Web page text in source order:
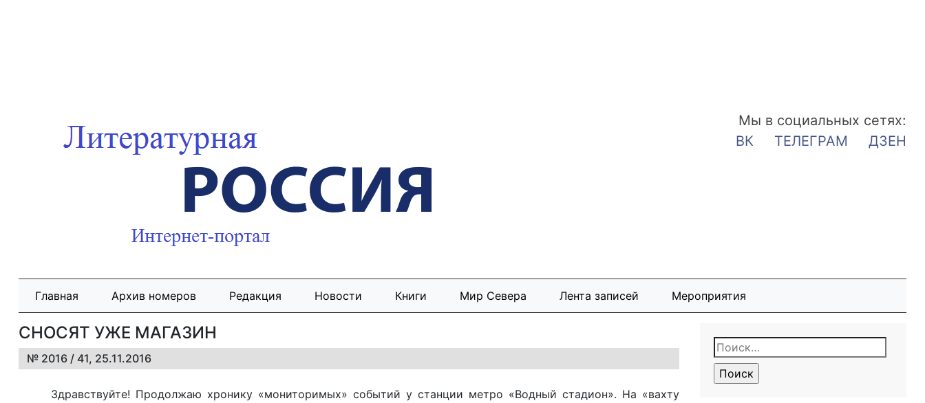
Мы в социальных сетях:
ВК
ТЕЛЕГРАМ ДЗЕН
Главная Архив номеров Редакция Новости Книги Мир Севера Лента записей Мероприятия
СНОСЯТ УЖЕ МАГАЗИН
№ 2016 / 41, 25.11.2016
Здравствуйте! Продолжаю хронику «мониторимых» событий у станции метро «Водный стадион». На «вахту
Найти: